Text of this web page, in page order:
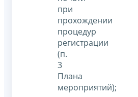
при
прохождении
процедур
регистрации
(п.
3
Плана
мероприятий);